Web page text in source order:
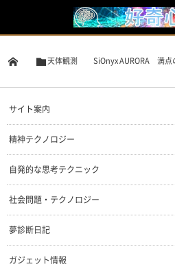
天体観測 SiOnyx AURORA 満点
サイト案内
精神テクノロジー
自発的な思考テクニック
社会問題・テクノロジー
夢診断日記
ガジェット情報